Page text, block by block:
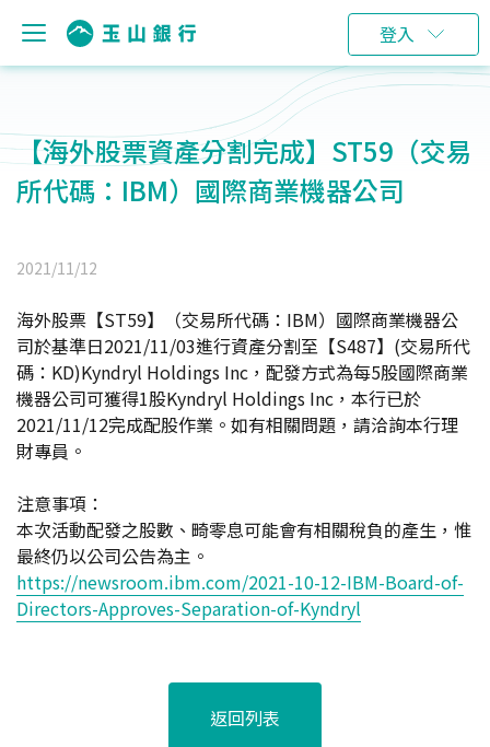
登入
【海外股票資產分割完成】ST59（交易
所代碼：IBM）國際商業機器公司
2021/11/12
海外股票【ST59】（交易所代碼：IBM）國際商業機器公
司於基準日2021/11/03進行資產分割至【S487】(交易所代
碼：KD)Kyndryl Holdings Inc，配發方式為每5股國際商業
機器公司可獲得1股Kyndryl Holdings Inc，本行已於
2021/11/12完成配股作業。如有相關問題，請洽詢本行理
財專員。
注意事項：
本次活動配發之股數、畸零息可能會有相關稅負的產生，惟
最終仍以公司公告為主。
https://newsroom.ibm.com/2021-10-12-IBM-Board-of-
Directors-Approves-Separation-of-Kyndryl
返回列表